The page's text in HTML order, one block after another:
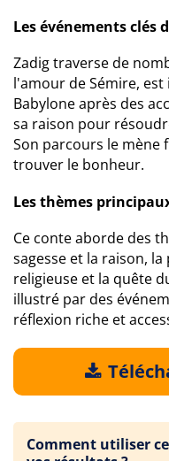
Les événements clés
Zadig traverse de
l'amour de Sémire,
Babylone après des
sa raison pour
Son parcours le mène
trouver le bonheur.
Les thèmes
Ce conte aborde des
sagesse et la raison,
religieuse et la quête
illustré par des
réflexion riche et
Comment utiliser